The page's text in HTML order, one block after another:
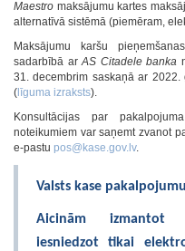
Maestro maksājumu kartes
alternatīvā sistēmā (piemēram,
Maksājumu karšu
sadarbībā arAS Citadele banka
31. decembrim saskaņā ar
( līguma izraksts).
Konsultācijas par
noteikumiem var saņemt zvanot
e-pastu pos@kase.gov.lv.
Valsts kase
Aicinām izmantot
iesniedzot tikai